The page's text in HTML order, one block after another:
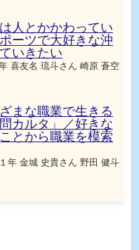
人とかかわってい
ーツで大好きな沖
いきたい
喜友名 琉斗さん 崎原 蒼空
まな職業で生きる
カルタ」／好きな
とから職業を模索
年 金城 史貴さん 野田 健斗